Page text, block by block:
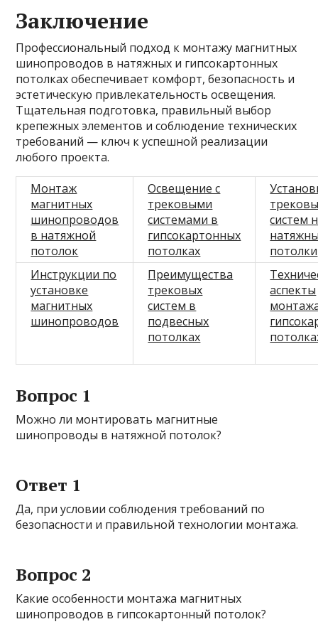
Заключение
Профессиональный подход к монтажу магнитных
шинопроводов в натяжных и гипсокартонных
потолках обеспечивает комфорт, безопасность и
эстетическую привлекательность освещения.
Тщательная подготовка, правильный выбор
крепежных элементов и соблюдение технических
требований — ключ к успешной реализации
любого проекта.
Монтаж
магнитных
шинопроводов
в натяжной
потолок
Освещение с
трековыми
системами в
гипсокартонных
потолках
систем
потолки
Инструкции по
установке
магнитных
шинопроводов
Преимущества
трековых
систем в
подвесных
потолках
аспекты
Вопрос 1
Можно ли монтировать магнитные
шинопроводы в натяжной потолок?
Ответ 1
Да, при условии соблюдения требований по
безопасности и правильной технологии монтажа.
Вопрос 2
Какие особенности монтажа магнитных
шинопроводов в гипсокартонный потолок?